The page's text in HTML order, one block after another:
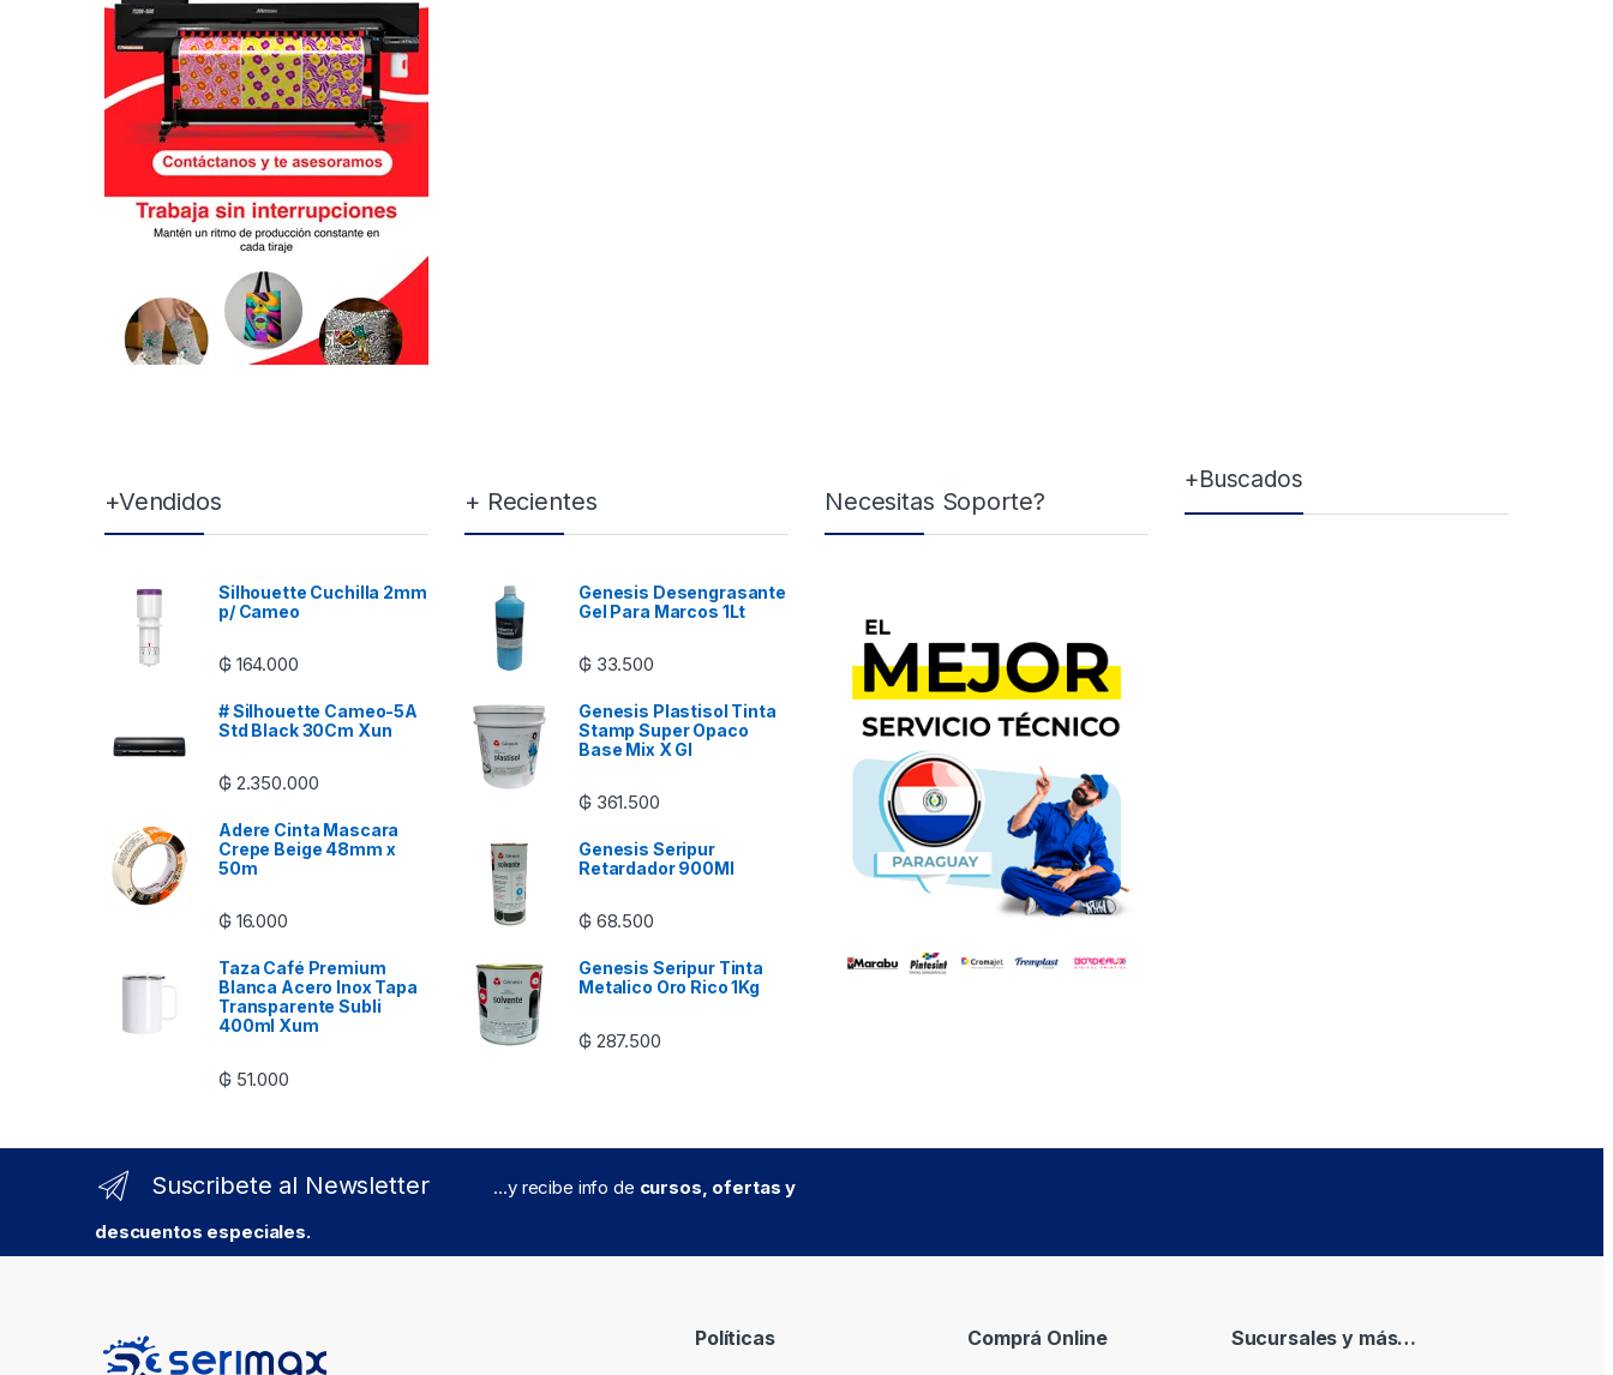
Brands Carousel
+Vendidos
Silhouette Cuchilla 2mm
p/ Cameo
₲ 164.000
# Silhouette Cameo-5A
Std Black 30Cm Xun
₲ 2.350.000
Adere Cinta Mascara
Crepe Beige 48mm x
50m
₲ 16.000
Taza Café Premium
Blanca Acero Inox Tapa
Transparente Subli
400ml Xum
₲ 51.000
+ Recientes
Genesis Desengrasante
Gel Para Marcos 1Lt
₲ 33.500
Genesis Plastisol Tinta
Stamp Super Opaco
Base Mix X Gl
₲ 361.500
Genesis Seripur
Retardador 900Ml
₲ 68.500
Genesis Seripur Tinta
Metalico Oro Rico 1Kg
₲ 287.500
Necesitas Soporte?
+Buscados
Suscribete al Newsletter ...y recibe info de cursos, ofertas y
descuentos especiales.
Políticas Comprá Online Sucursales y más…